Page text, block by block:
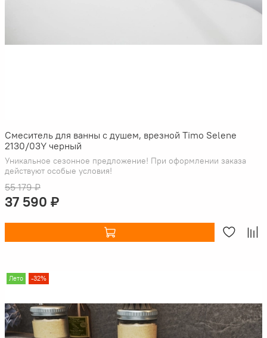
Смеситель для ванны с душем, врезной Timo Selene
2130/03Y черный
Уникальное сезонное предложение! При оформлении заказа
действуют особые условия!
55 179 ₽
37 590 ₽
Лето -32%